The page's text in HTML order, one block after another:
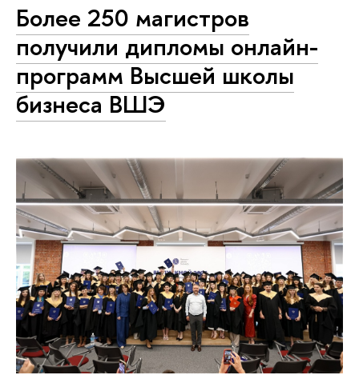
Более 250 магистров
получили дипломы онлайн-
программ Высшей школы
бизнеса ВШЭ